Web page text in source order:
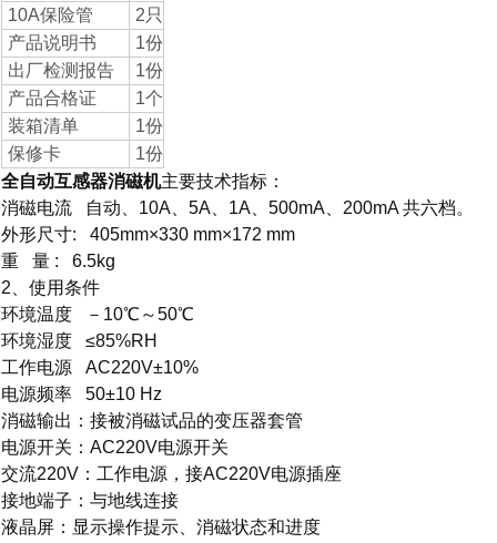
10A保险管
2只
产品说明书
1份
出厂检测报告
1份
产品合格证
1个
装箱清单
1份
保修卡
1份
全自动互感器消磁机主要技术指标：
消磁电流 自动、10A、5A、1A、500mA、200mA 共六档。
外形尺寸: 405mm×330 mm×172 mm
重 量 : 6.5kg
2、使用条件
环境温度 －10℃～50℃
环境湿度 ≤85%RH
工作电源 AC220V±10%
电源频率 50±10 Hz
消磁输出：接被消磁试品的变压器套管
电源开关：AC220V电源开关
交流220V：工作电源，接AC220V电源插座
接地端子：与地线连接
液晶屏：显示操作提示、消磁状态和进度